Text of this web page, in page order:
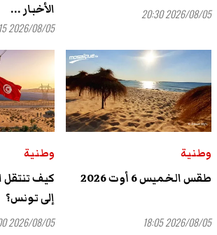
2026/08/05 20:30
الأخبار ...
2026/08/05 20:15
وطنية
طقس الخميس 6 أوت 2026
2026/08/05 18:05
وطنية
كيف تنتقل
إلى تونس؟
2026/08/05 17:00